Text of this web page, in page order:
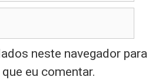
neste navegador para
eu comentar.